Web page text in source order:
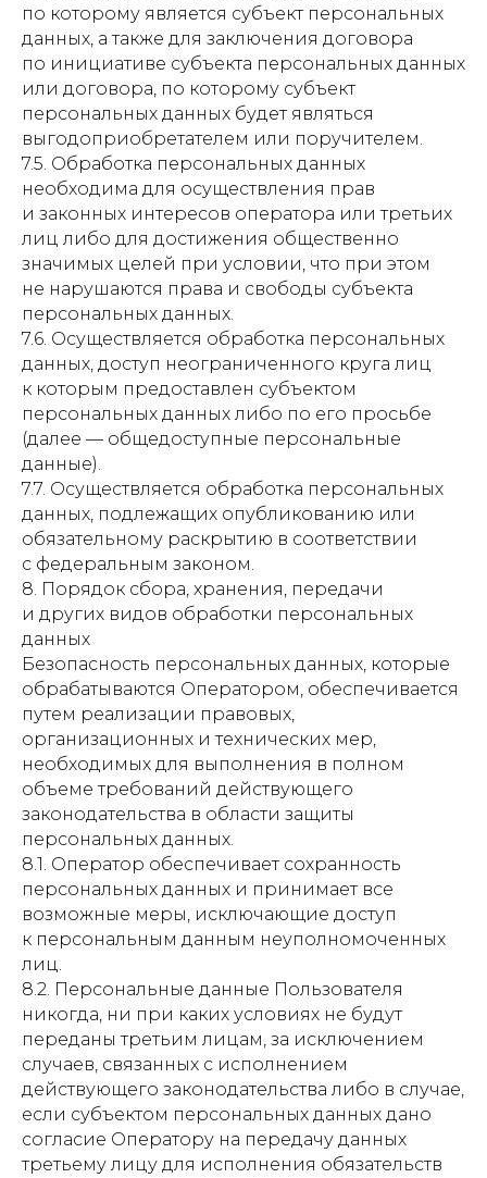
по которому является субъект персональных
данных, а также для заключения договора
по инициативе субъекта персональных данных
или договора, по которому субъект
персональных данных будет являться
выгодоприобретателем или поручителем.
7.5. Обработка персональных данных
необходима для осуществления прав
и законных интересов оператора или третьих
лиц либо для достижения общественно
значимых целей при условии, что при этом
не нарушаются права и свободы субъекта
персональных данных.
7.6. Осуществляется обработка персональных
данных, доступ неограниченного круга лиц
к которым предоставлен субъектом
персональных данных либо по его просьбе
(далее — общедоступные персональные
данные).
7.7. Осуществляется обработка персональных
данных, подлежащих опубликованию или
обязательному раскрытию в соответствии
с федеральным законом.
8. Порядок сбора, хранения, передачи
и других видов обработки персональных
данных
Безопасность персональных данных, которые
обрабатываются Оператором, обеспечивается
путем реализации правовых,
организационных и технических мер,
необходимых для выполнения в полном
объеме требований действующего
законодательства в области защиты
персональных данных.
8.1. Оператор обеспечивает сохранность
персональных данных и принимает все
возможные меры, исключающие доступ
к персональным данным неуполномоченных
лиц.
8.2. Персональные данные Пользователя
никогда, ни при каких условиях не будут
переданы третьим лицам, за исключением
случаев, связанных с исполнением
действующего законодательства либо в случае,
если субъектом персональных данных дано
согласие Оператору на передачу данных
третьему лицу для исполнения обязательств